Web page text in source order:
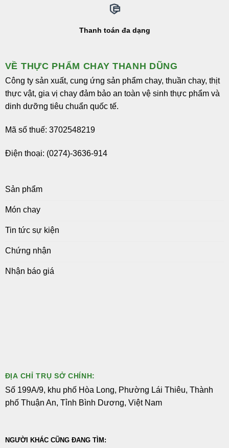
Thanh toán đa dạng
VỀ THỰC PHẨM CHAY THANH DŨNG
Công ty sản xuất, cung ứng sản phẩm chay, thuần chay, thịt
thực vật, gia vị chay đảm bảo an toàn vệ sinh thực phẩm và
dinh dưỡng tiêu chuẩn quốc tế.
Mã số thuế: 3702548219
Điện thoại: (0274)-3636-914
Sản phẩm
Món chay
Tin tức sự kiện
Chứng nhận
Nhận báo giá
ĐỊA CHỈ TRỤ SỞ CHÍNH:
Số 199A/9, khu phố Hòa Long, Phường Lái Thiêu, Thành
phố Thuận An, Tỉnh Bình Dương, Việt Nam
NGƯỜI KHÁC CŨNG ĐANG TÌM: